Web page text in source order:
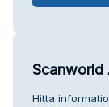
Scanworld
Hitta